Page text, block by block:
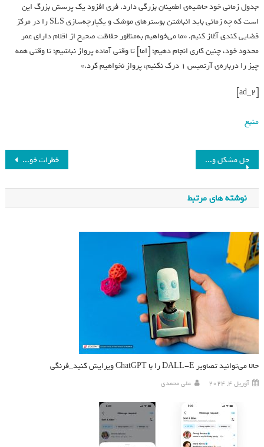
جدول زمانی خود حاشیه‌ی اطمینان بزرگی دارد. فری افزود یک پرسش بزرگ این
است که چه زمانی باید انباشتن بوسترهای موشک و یکپارچه‌سازی SLS را در مرکز
فضایی کندی آغاز کنیم. «ما می‌خواهیم به‌منظور حفاظت صحیح از اقلام دارای عمر
محدود خود، چنین کاری انجام دهیم؛ [اما] تا وقتی آماده پرواز نباشیم؛ تا وقتی همه
چیز را درباره‌ی آرتمیس ۱ درک نکنیم، پرواز نخواهیم کرد.»
منبع
خطرات خوابیدن در طول روز برای سلامت بدن حل مشکل ورود به اینستاگرام
نوشته های مرتبط
حالا می‌توانید تصاویر DALL-E را با ChatGPT ویرایش کنید_فرنگی
آوریل 4, 2024 علی محمدی